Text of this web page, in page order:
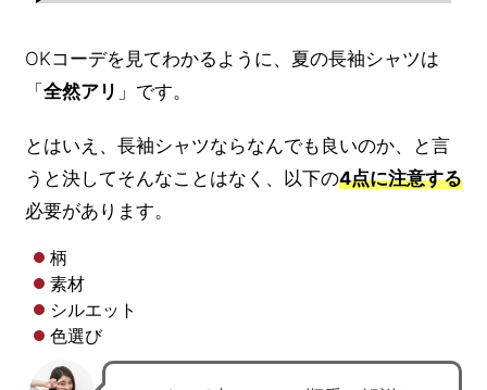
OKコーデを見てわかるように、夏の長袖シャツは
「 全然アリ 」です。
とはいえ、長袖シャツならなんでも良いのか、と言
うと決してそんなことはなく、以下の4点に注意する
必要があります。
柄
素材
シルエット
色選び